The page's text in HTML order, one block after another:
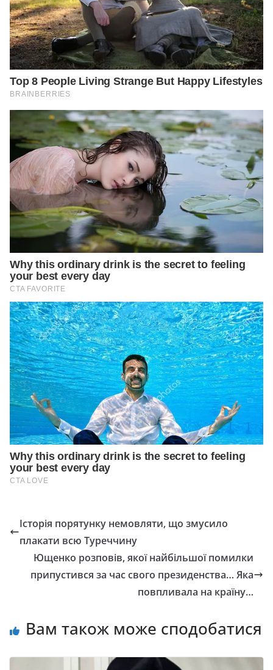
Історія порятунку немовляти, що змусило
плакати всю Туреччину
Ющенко розповів, якої найбільшої помилки
припустився за час свого президенства… Яка
повпливала на країну…
Вам також може сподобатися